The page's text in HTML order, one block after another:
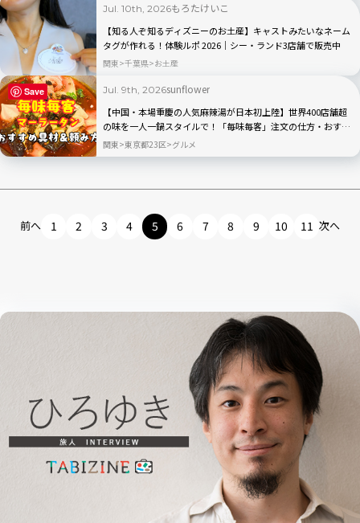
Jul. 10th, 2026もろたけいこ
【知る人ぞ知るディズニーのお土産】キャストみたいなネーム
タグが作れる！体験ルポ 2026｜シー・ランド3店舗で販売中
関東 千葉県 お土産
Jul. 9th, 2026sunflower
【中国・本場重慶の人気麻辣湯が日本初上陸】世界400店舗超
の味を一人一鍋スタイルで！「毎味毎客」注文の仕方・おすす
め具材を徹底解説
関東 東京都23区 グルメ
前へ 1 2 3 4 5 6 7 8 9 10 11 次へ
Save